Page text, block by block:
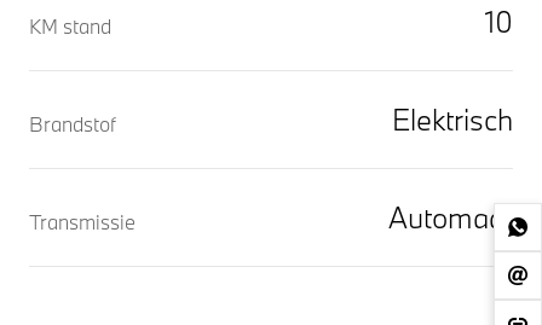
10
KM stand
Elektrisch
Brandstof
Automaat
Transmissie